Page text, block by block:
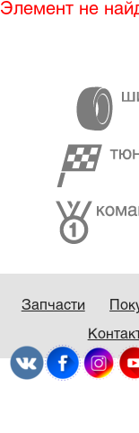
Элемент не
Запчасти